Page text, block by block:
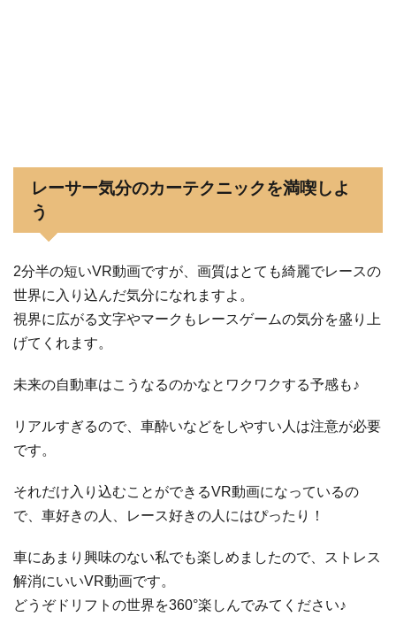
レーサー気分のカーテクニックを満喫しよ
う
2分半の短いVR動画ですが、画質はとても綺麗でレースの
世界に入り込んだ気分になれますよ。
視界に広がる文字やマークもレースゲームの気分を盛り上
げてくれます。
未来の自動車はこうなるのかなとワクワクする予感も♪
リアルすぎるので、車酔いなどをしやすい人は注意が必要
です。
それだけ入り込むことができるVR動画になっているの
で、車好きの人、レース好きの人にはぴったり！
車にあまり興味のない私でも楽しめましたので、ストレス
解消にいいVR動画です。
どうぞドリフトの世界を360°楽しんでみてください♪